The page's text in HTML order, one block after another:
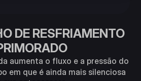
DE RESFRIAMENTO
aumenta o fluxo e a pressão do
em que é ainda mais silenciosa